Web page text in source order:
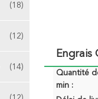
(18)
(12)
(14)
Engrais
Quantité
min :